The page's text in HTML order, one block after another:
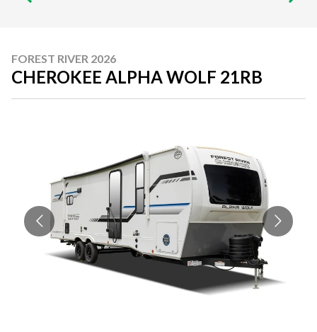
FOREST RIVER 2026
CHEROKEE ALPHA WOLF 21RB